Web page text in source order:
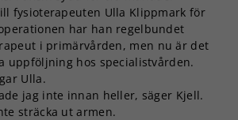
fysioterapeuten Ulla Klippmark för
har han regelbundet
i primärvården, men nu är det
uppföljning hos specialistvården.
Ulla.
jag inte innan heller, säger Kjell.
sträcka ut armen.